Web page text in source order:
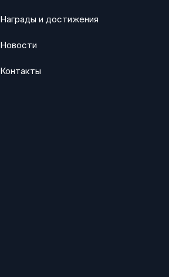
Награды и достижения
Новости
Контакты